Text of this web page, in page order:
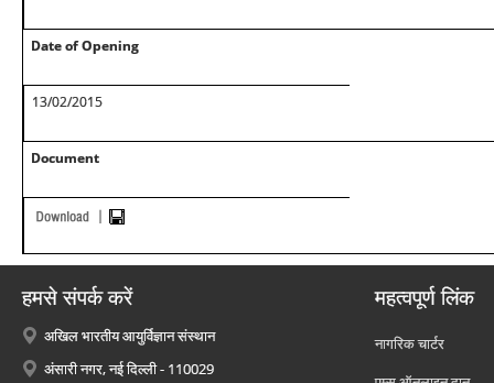
Date of Opening
13/02/2015
Document
हमसे संपर्क करें
अखिल भारतीय आयुर्विज्ञान संस्थान
अंसारी नगर, नई दिल्ली - 110029
महत्वपूर्ण लिंक
नागरिक चार्टर